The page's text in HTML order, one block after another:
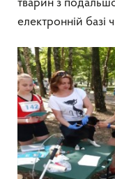
тварин з
електронній